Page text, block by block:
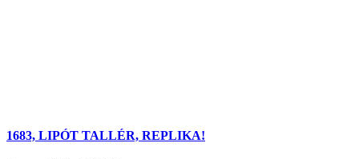
1683, LIPÓT TALLÉR, REPLIKA!